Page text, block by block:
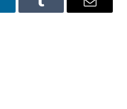
Tumblr
E-